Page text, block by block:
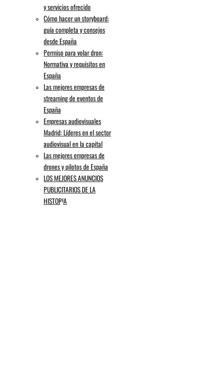
y servicios ofrecido
Cómo hacer un storyboard:
guía completa y consejos
desde España
Permiso para volar dron:
Normativa y requisitos en
España
Las mejores empresas de
streaming de eventos de
España
Empresas audiovisuales
Madrid: Líderes en el sector
audiovisual en la capital
Las mejores empresas de
drones y pilotos de España
LOS MEJORES ANUNCIOS
PUBLICITARIOS DE LA
HISTORIA
¿Cansado de que tus videos no